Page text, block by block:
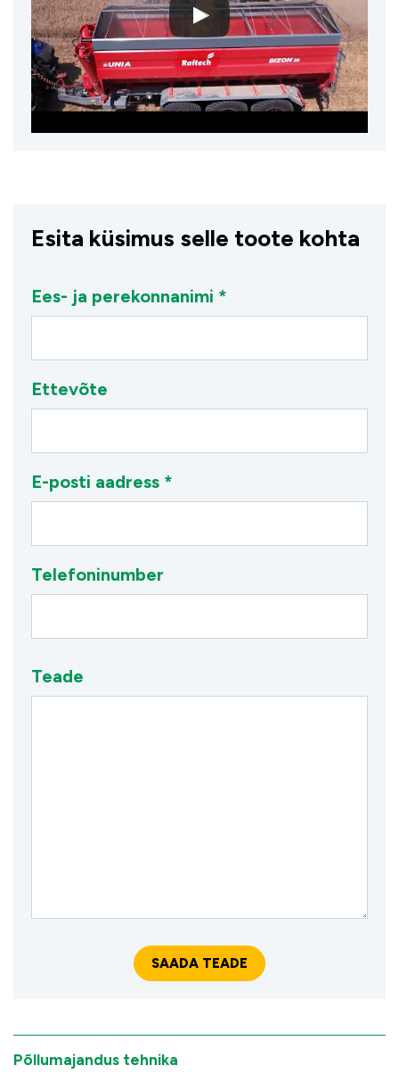
Esita küsimus selle toote kohta
Ees- ja perekonnanimi *
Ettevõte
E-posti aadress *
Telefoninumber
Teade
Põllumajandus tehnika